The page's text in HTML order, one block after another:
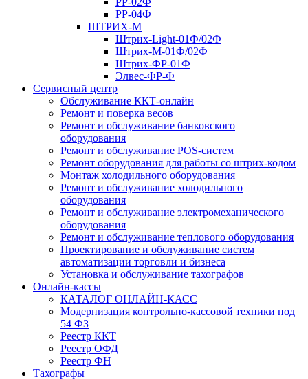
РР-04Ф
ШТРИХ-М
Штрих-Light-01Ф/02Ф
Штрих-М-01Ф/02Ф
Штрих-ФР-01Ф
Элвес-ФР-Ф
Сервисный центр
Обслуживание ККТ-онлайн
Ремонт и поверка весов
Ремонт и обслуживание банковского
оборудования
Ремонт и обслуживание POS-систем
Ремонт оборудования для работы со штрих-кодом
Монтаж холодильного оборудования
Ремонт и обслуживание холодильного
оборудования
Ремонт и обслуживание электромеханического
оборудования
Ремонт и обслуживание теплового оборудования
Проектирование и обслуживание систем
автоматизации торговли и бизнеса
Установка и обслуживание тахографов
Онлайн-кассы
КАТАЛОГ ОНЛАЙН-КАСС
Модернизация контрольно-кассовой техники под
54 ФЗ
Реестр ККТ
Реестр ОФД
Реестр ФН
Тахографы